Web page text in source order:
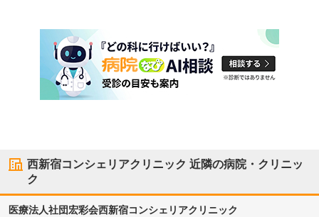
西新宿コンシェリアクリニック 近隣の病院・クリニッ
ク
医療法人社団宏彩会西新宿コンシェリアクリニック